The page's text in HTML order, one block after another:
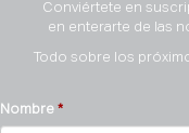
Conviértete en
en enterarte de las
Todo sobre los
Nombre